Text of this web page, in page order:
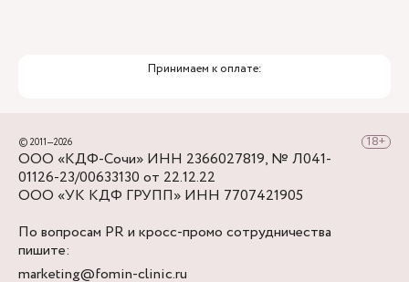
Принимаем к оплате:
© 2011—2026
ООО «КДФ-Сочи» ИНН 2366027819, № Л041-
01126-23/00633130 от 22.12.22
ООО «УК КДФ ГРУПП» ИНН 7707421905
По вопросам PR и кросс-промо сотрудничества
пишите:
marketing@fomin-clinic.ru